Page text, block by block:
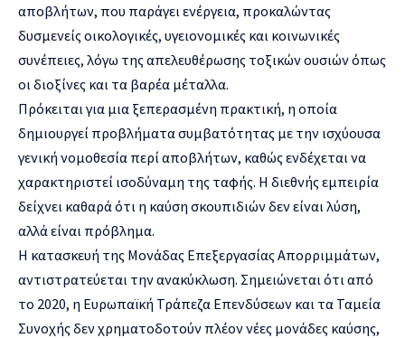
αποβλήτων, που παράγει ενέργεια, προκαλώντας
δυσμενείς οικολογικές, υγειονομικές και κοινωνικές
συνέπειες, λόγω της απελευθέρωσης τοξικών ουσιών όπως
οι διοξίνες και τα βαρέα μέταλλα.
Πρόκειται για μια ξεπερασμένη πρακτική, η οποία
δημιουργεί προβλήματα συμβατότητας με την ισχύουσα
γενική νομοθεσία περί αποβλήτων, καθώς ενδέχεται να
χαρακτηριστεί ισοδύναμη της ταφής. Η διεθνής εμπειρία
δείχνει καθαρά ότι η καύση σκουπιδιών δεν είναι λύση,
αλλά είναι πρόβλημα.
Η κατασκευή της Μονάδας Επεξεργασίας Απορριμμάτων,
αντιστρατεύεται την ανακύκλωση. Σημειώνεται ότι από
το 2020, η Ευρωπαϊκή Τράπεζα Επενδύσεων και τα Ταμεία
Συνοχής δεν χρηματοδοτούν πλέον νέες μονάδες καύσης,